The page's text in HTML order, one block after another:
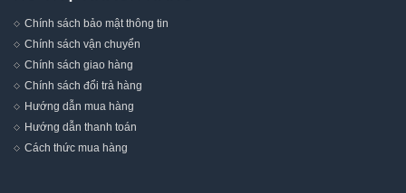
Chính sách bảo mật thông tin
Chính sách vận chuyển
Chính sách giao hàng
Chính sách đổi trả hàng
Hướng dẫn mua hàng
Hướng dẫn thanh toán
Cách thức mua hàng